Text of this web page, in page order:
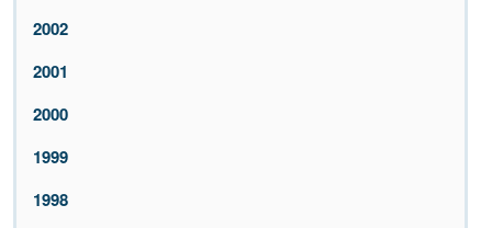
2002
2001
2000
1999
1998